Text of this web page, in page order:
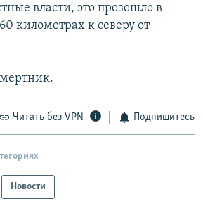
власти, это прозошло в
километрах к северу от
Читать без VPN Подпишитесь
Новости